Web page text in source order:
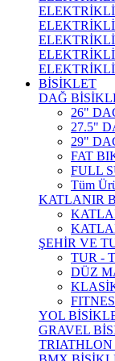
ELEKTRİKLİ
BİSİKLET
DAĞ
26"
27.5"
29"
FAT
FULL
Tüm
KATLANIR
ŞEHİR VE
TUR -
DÜZ
YOL
GRAVEL